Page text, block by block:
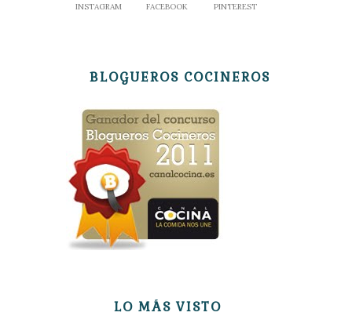
INSTAGRAM FACEBOOK PINTEREST
BLOGUEROS COCINEROS
LO MÁS VISTO